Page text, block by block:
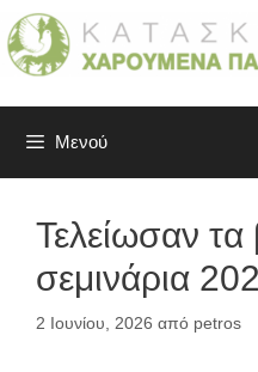
Μετάβαση
σε
περιεχόμενο
Μενού
Τελείωσαν τα
σεμινάρια
2 Ιουνίου, 2026 από petros